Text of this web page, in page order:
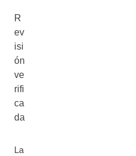
R
ev
isi
ón
ve
rifi
ca
da
La